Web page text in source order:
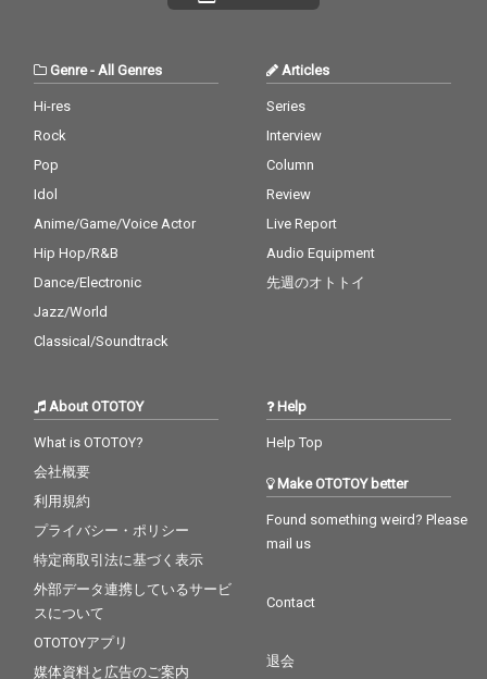
Genre-All Genres
Hi-res
Rock
Pop
Idol
Anime/Game/Voice Actor
Hip Hop/R&B
Dance/Electronic
Jazz/World
Classical/Soundtrack
Articles
Series
Interview
Column
Review
Live Report
Audio Equipment
先週のオトトイ
About OTOTOY
What is OTOTOY?
会社概要
利用規約
プライバシー・ポリシー
特定商取引法に基づく表示
外部データ連携しているサービ
スについて
OTOTOYアプリ
媒体資料と広告のご案内
Help
Help Top
Make OTOTOY better
Found something weird? Please
mail us
Contact
退会